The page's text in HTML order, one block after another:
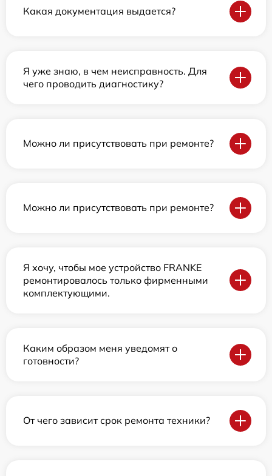
Какая документация выдается?
Я уже знаю, в чем неисправность. Для
чего проводить диагностику?
Можно ли присутствовать при ремонте?
Можно ли присутствовать при ремонте?
Я хочу, чтобы мое устройство FRANKE
ремонтировалось только фирменными
комплектующими.
Каким образом меня уведомят о
готовности?
От чего зависит срок ремонта техники?